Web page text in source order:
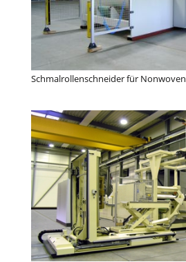
Schmalrollenschneider für Nonwoven